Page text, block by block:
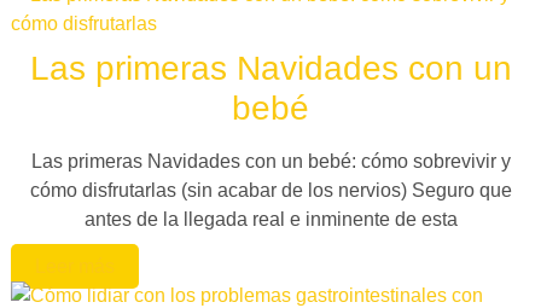
Las primeras Navidades con un
bebé
Las primeras Navidades con un bebé: cómo sobrevivir y
cómo disfrutarlas (sin acabar de los nervios) Seguro que
antes de la llegada real e inminente de esta